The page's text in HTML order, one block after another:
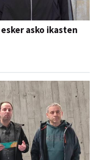
asko ikasten